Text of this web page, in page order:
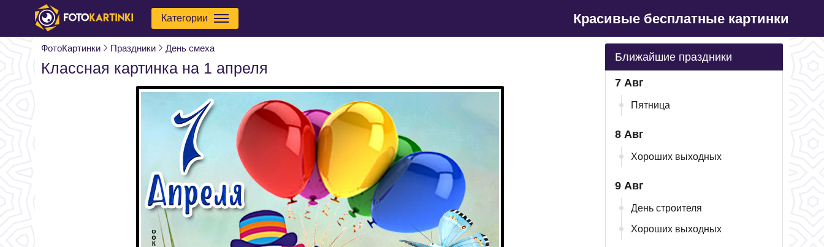
Категории Красивые бесплатные картинки
ФотоКартинки Праздники День смеха
Классная картинка на 1 апреля
Ближайшие праздники
7 Авг
Пятница
8 Авг
Хороших выходных
9 Авг
День строителя
Хороших выходных